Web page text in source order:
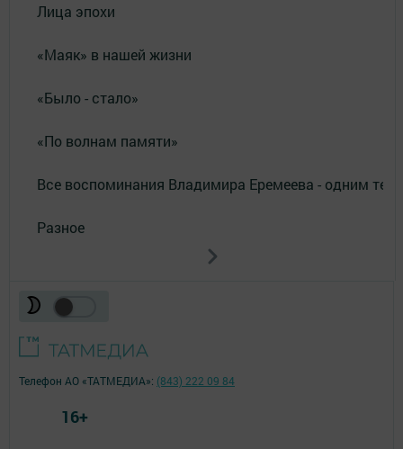
Лица эпохи
«Маяк» в нашей жизни
«Было - стало»
«По волнам памяти»
Все воспоминания Владимира Еремеева - одним
Разное
Телефон АО «ТАТМЕДИА»: (843) 222 09 84
16+